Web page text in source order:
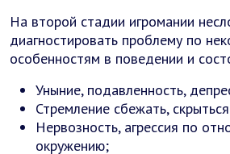
На второй стадии игромании
диагностировать проблему по
особенностям в поведении и
Уныние, подавленность,
Стремление сбежать,
Нервозность, агрессия по
окружению;